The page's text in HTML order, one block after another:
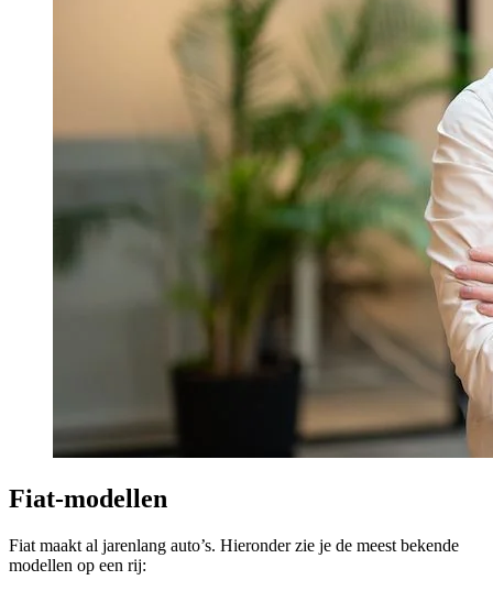
Fiat-modellen
Fiat maakt al jarenlang auto’s. Hieronder zie je de meest bekende
modellen op een rij: